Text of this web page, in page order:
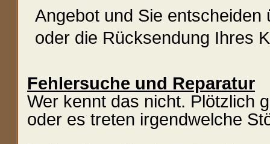
Angebot und Sie entscheiden
oder die Rücksendung Ihres
Fehlersuche und Reparatur
Wer kennt das nicht. Plötzlich
oder es treten irgendwelche